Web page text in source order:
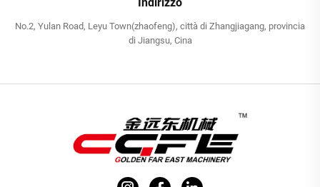
No.2, Yulan Road, Leyu Town(zhaofeng), città di Zhangjiagang, provincia
di Jiangsu, Cina